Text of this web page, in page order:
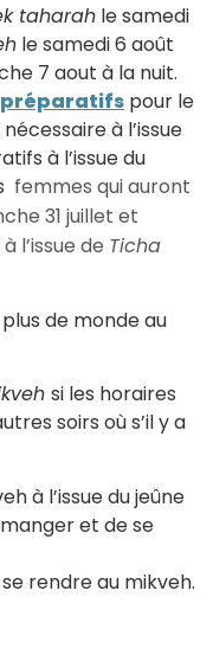
taharah le samedi
le samedi 6 août
7 aout à la nuit.
préparatifs pour le
à l’issue
à l’issue du
femmes qui auront
31 juillet et
à l’issue de Ticha
de monde au
si les horaires
soirs où s’il y a
à l’issue du jeûne
et de se
rendre au mikveh.